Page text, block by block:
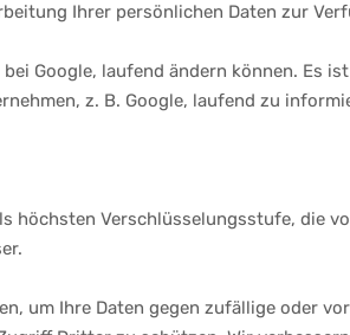
Ihrer persönlichen Daten zur
Google, laufend ändern können. Es
z. B. Google, laufend zu
höchsten Verschlüsselungsstufe, die
um Ihre Daten gegen zufällige oder